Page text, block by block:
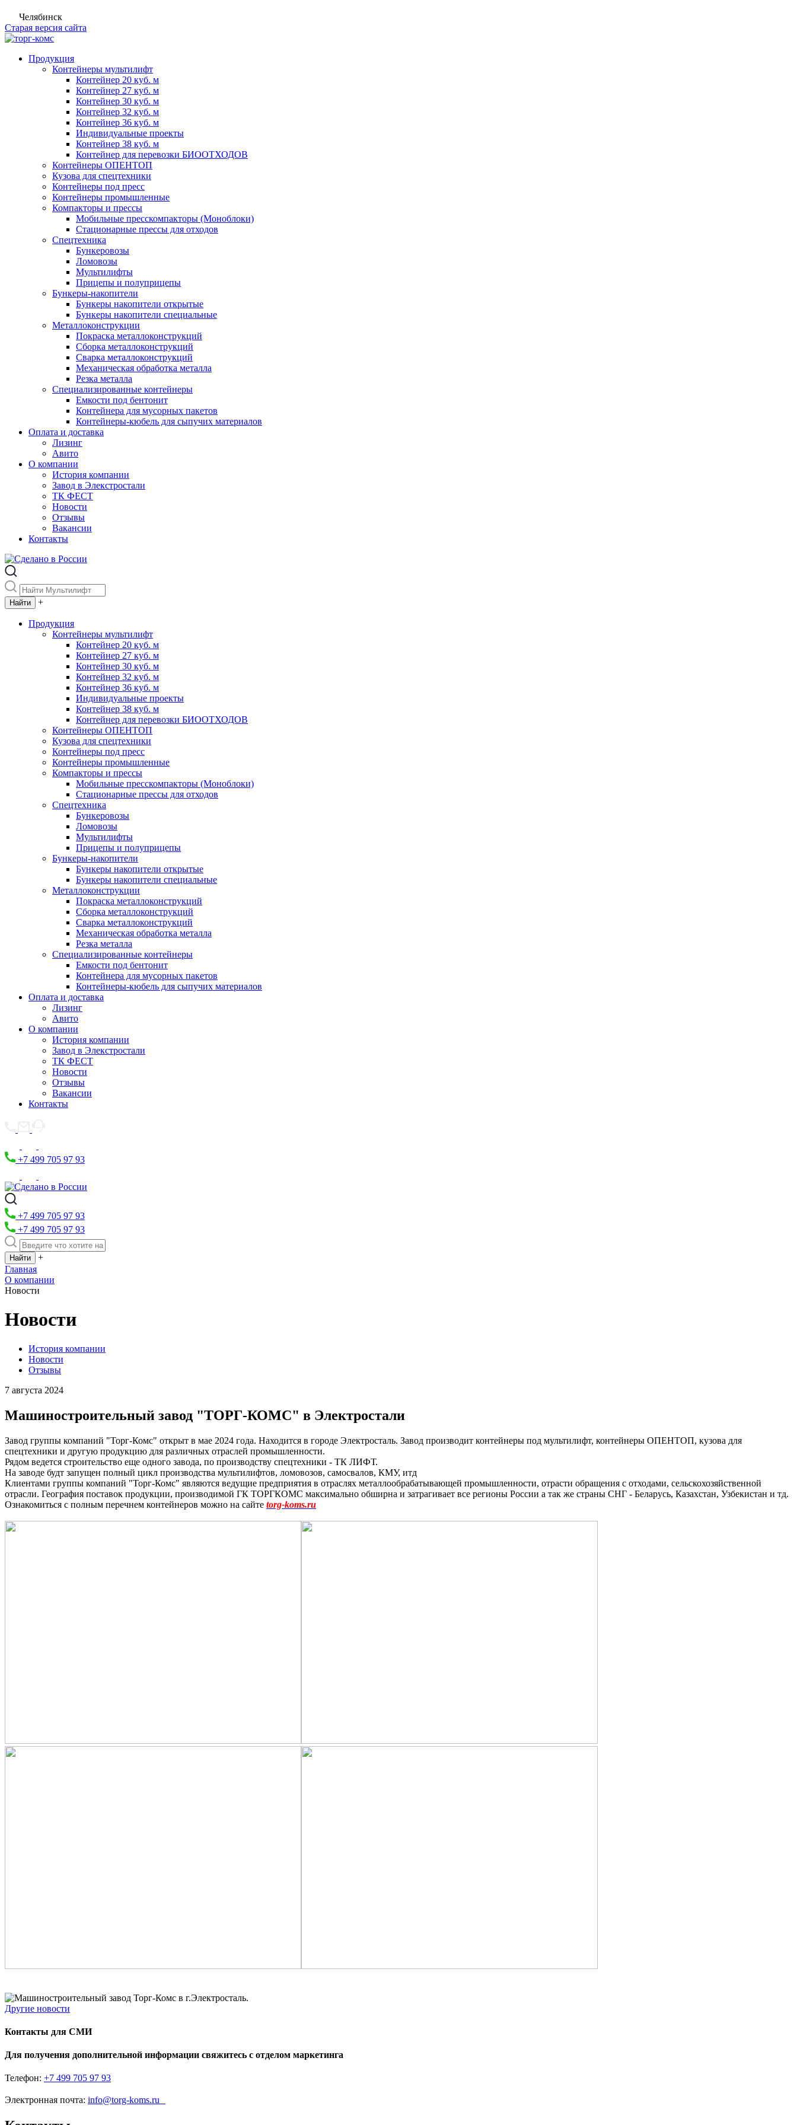
Челябинск
Старая версия сайта
Продукция
Контейнеры мультилифт
Контейнер 20 куб. м
Контейнер 27 куб. м
Контейнер 30 куб. м
Контейнер 32 куб. м
Контейнер 36 куб. м
Индивидуальные проекты
Контейнер 38 куб. м
Контейнер для перевозки БИООТХОДОВ
Контейнеры ОПЕНТОП
Кузова для спецтехники
Контейнеры под пресс
Контейнеры промышленные
Компакторы и прессы
Мобильные пресскомпакторы (Моноблоки)
Стационарные прессы для отходов
Спецтехника
Бункеровозы
Ломовозы
Мультилифты
Прицепы и полуприцепы
Бункеры-накопители
Бункеры накопители открытые
Бункеры накопители специальные
Металлоконструкции
Покраска металлоконструкций
Сборка металлоконструкций
Сварка металлоконструкций
Механическая обработка металла
Резка металла
Специализированные контейнеры
Емкости под бентонит
Контейнера для мусорных пакетов
Контейнеры-кюбель для сыпучих материалов
Оплата и доставка
Лизинг
Авито
О компании
История компании
Завод в Элекстростали
ТК ФЕСТ
Новости
Отзывы
Вакансии
Контакты
+
Продукция
Контейнеры мультилифт
Контейнер 20 куб. м
Контейнер 27 куб. м
Контейнер 30 куб. м
Контейнер 32 куб. м
Контейнер 36 куб. м
Индивидуальные проекты
Контейнер 38 куб. м
Контейнер для перевозки БИООТХОДОВ
Контейнеры ОПЕНТОП
Кузова для спецтехники
Контейнеры под пресс
Контейнеры промышленные
Компакторы и прессы
Мобильные пресскомпакторы (Моноблоки)
Стационарные прессы для отходов
Спецтехника
Бункеровозы
Ломовозы
Мультилифты
Прицепы и полуприцепы
Бункеры-накопители
Бункеры накопители открытые
Бункеры накопители специальные
Металлоконструкции
Покраска металлоконструкций
Сборка металлоконструкций
Сварка металлоконструкций
Механическая обработка металла
Резка металла
Специализированные контейнеры
Емкости под бентонит
Контейнера для мусорных пакетов
Контейнеры-кюбель для сыпучих материалов
Оплата и доставка
Лизинг
Авито
О компании
История компании
Завод в Элекстростали
ТК ФЕСТ
Новости
Отзывы
Вакансии
Контакты
+7 499 705 97 93
+7 499 705 97 93
+7 499 705 97 93
+
Главная
О компании
Новости
Новости
История компании
Новости
Отзывы
7 августа 2024
Машиностроительный завод "ТОРГ-КОМС" в Электростали
Завод группы компаний "Торг-Комс" открыт в мае 2024 года. Находится в городе Электросталь. Завод производит контейнеры под мультилифт, контейнеры ОПЕНТОП, кузова для
спецтехники и другую продукцию для различных отраслей промышленности.
Рядом ведется строительство еще одного завода, по производству спецтехники - ТК ЛИФТ.
На заводе будт запущен полный цикл производства мультилифтов, ломовозов, самосвалов, КМУ, итд
Клиентами группы компаний "Торг-Комс" являются ведущие предприятия в отраслях металлообрабатывающей промышленности, отрасти обращения с отходами, сельскохозяйственной
отрасли. География поставок продукции, производимой ГК ТОРГКОМС максимально обширна и затрагивает все регионы России а так же страны СНГ - Беларусь, Казахстан, Узбекистан и тд.
Ознакомиться с полным перечнем контейнеров можно на сайте torg-koms.ru
Другие новости
Контакты для СМИ
Для получения дополнительной информации свяжитесь с отделом маркетинга
Телефон: +7 499 705 97 93
Электронная почта: info@torg-koms.ru